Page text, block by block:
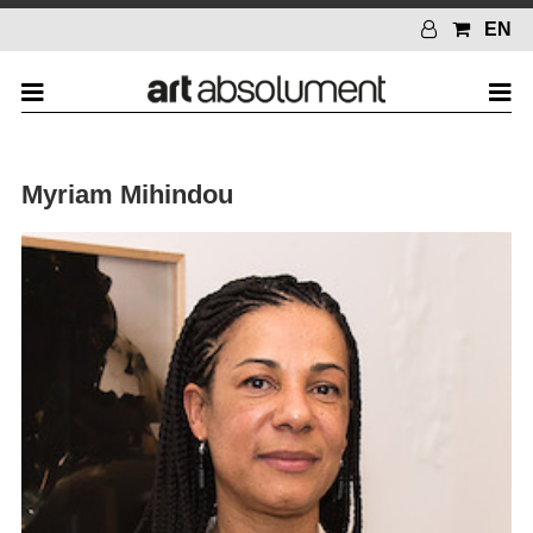
EN
Myriam Mihindou